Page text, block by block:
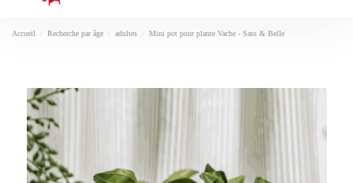
Accueil Recherche par âge adultes Mini pot pour plante Vache - Sass & Belle